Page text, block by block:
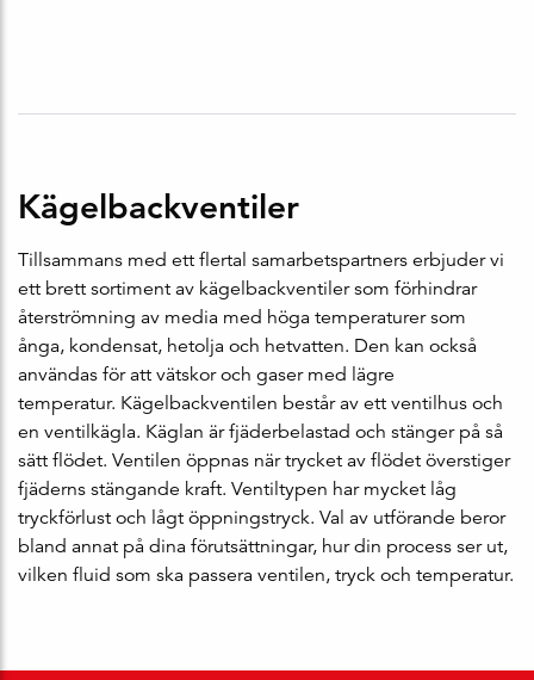
Kägelbackventiler
Tillsammans med ett flertal samarbetspartners erbjuder vi
ett brett sortiment av kägelbackventiler som förhindrar
återströmning av media med höga temperaturer som
ånga, kondensat, hetolja och hetvatten. Den kan också
användas för att vätskor och gaser med lägre
temperatur. Kägelbackventilen består av ett ventilhus och
en ventilkägla. Käglan är fjäderbelastad och stänger på så
sätt flödet. Ventilen öppnas när trycket av flödet överstiger
fjäderns stängande kraft. Ventiltypen har mycket låg
tryckförlust och lågt öppningstryck. Val av utförande beror
bland annat på dina förutsättningar, hur din process ser ut,
vilken fluid som ska passera ventilen, tryck och temperatur.